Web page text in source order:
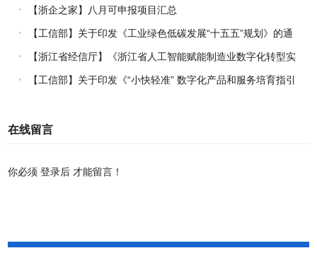
理指引》的通知
【浙企之家】八月可申报项目汇总
【工信部】关于印发《工业绿色低碳发展“十五五”规划》的通
知
【浙江省经信厅】《浙江省人工智能赋能制造业数字化转型实
施方案（2026-2030年）》印发
【工信部】关于印发《“小快轻准” 数字化产品和服务培育指引
在线留言
你必须登录后 才能留言！